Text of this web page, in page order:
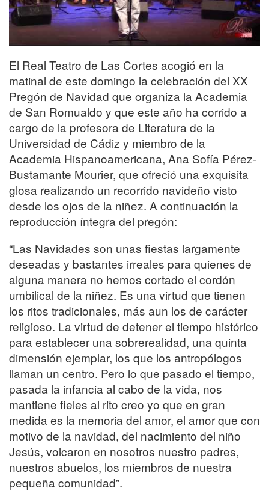
El Real Teatro de Las Cortes acogió en la
matinal de este domingo la celebración del XX
Pregón de Navidad que organiza la Academia
de San Romualdo y que este año ha corrido a
cargo de la profesora de Literatura de la
Universidad de Cádiz y miembro de la
Academia Hispanoamericana, Ana Sofía Pérez-
Bustamante Mourier, que ofreció una exquisita
glosa realizando un recorrido navideño visto
desde los ojos de la niñez. A continuación la
reproducción íntegra del pregón:
“Las Navidades son unas fiestas largamente
deseadas y bastantes irreales para quienes de
alguna manera no hemos cortado el cordón
umbilical de la niñez. Es una virtud que tienen
los ritos tradicionales, más aun los de carácter
religioso. La virtud de detener el tiempo histórico
para establecer una sobrerealidad, una quinta
dimensión ejemplar, los que los antropólogos
llaman un centro. Pero lo que pasado el tiempo,
pasada la infancia al cabo de la vida, nos
mantiene fieles al rito creo yo que en gran
medida es la memoria del amor, el amor que con
motivo de la navidad, del nacimiento del niño
Jesús, volcaron en nosotros nuestro padres,
nuestros abuelos, los miembros de nuestra
pequeña comunidad”.